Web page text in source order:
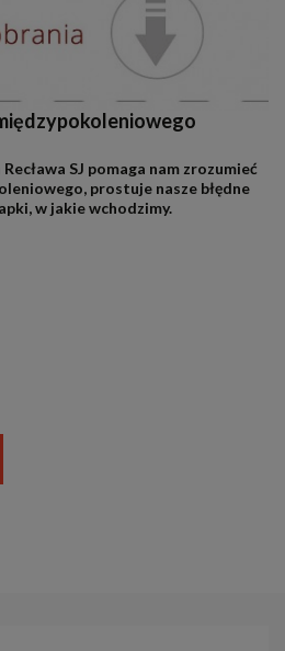
SJ pomaga nam zrozumieć
prostuje nasze błędne
w jakie wchodzimy.